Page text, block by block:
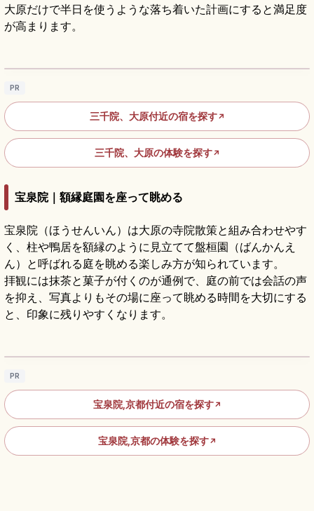
大原だけで半日を使うような落ち着いた計画にすると満足度
が高まります。
大原三千院の見どころ｜庭園とわらべ地蔵を
PR
三千院、大原付近の宿を探す↗
三千院、大原の体験を探す↗
宝泉院｜額縁庭園を座って眺める
宝泉院（ほうせんいん）は大原の寺院散策と組み合わせやす
く、柱や鴨居を額縁のように見立てて盤桓園（ばんかんえ
ん）と呼ばれる庭を眺める楽しみ方が知られています。
拝観には抹茶と菓子が付くのが通例で、庭の前では会話の声
を抑え、写真よりもその場に座って眺める時間を大切にする
と、印象に残りやすくなります。
宝泉院（京都・大原）額縁庭園と抹茶を楽し
PR
宝泉院,京都付近の宿を探す↗
宝泉院,京都の体験を探す↗